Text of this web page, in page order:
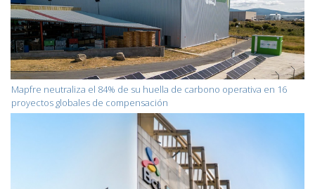
Mapfre neutraliza el 84% de su huella de carbono operativa en 16
proyectos globales de compensación